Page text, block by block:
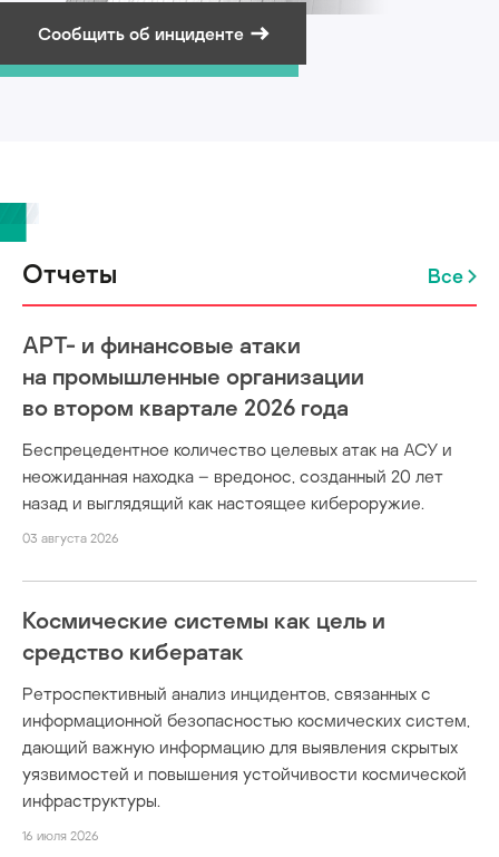
Сообщить об инциденте
Подписаться на рассылку
Отчеты Все
APT- и финансовые атаки
на промышленные организации
во втором квартале 2026 года
Беспрецедентное количество целевых атак на АСУ и
неожиданная находка – вредонос, созданный 20 лет
назад и выглядящий как настоящее кибероружие.
03 августа 2026
Космические системы как цель и
средство кибератак
Ретроспективный анализ инцидентов, связанных с
информационной безопасностью космических систем,
дающий важную информацию для выявления скрытых
уязвимостей и повышения устойчивости космической
инфраструктуры.
16 июля 2026